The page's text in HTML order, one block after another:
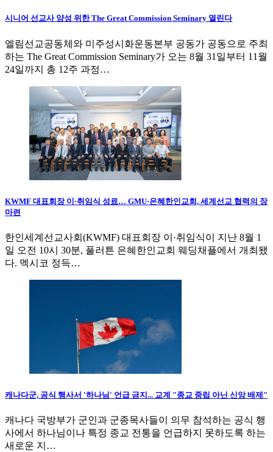
시니어 선교사 양성 위한 The Great Commission Seminary 열린다
엘림선교공동체와 미주성시화운동본부 공동가 공동으로 주최
하는 The Great Commission Seminary가 오는 8월 31일부터 11월
24일까지 총 12주 과정…
KWMF 대표회장 이·취임식 성료… GMU·은혜한인교회, 세계선교 협력의 장
마련
한인세계선교사회(KWMF) 대표회장 이·취임식이 지난 8월 1
일 오전 10시 30분, 풀러튼 은혜한인교회 웨딩채플에서 개최됐
다. 멕시코 정득…
캐나다군, 공식 행사서 '하나님' 언급 금지... 교계 "종교 중립 아닌 신앙 배제"
캐나다 국방부가 군인과 군종목사들이 의무 참석하는 공식 행
사에서 하나님이나 특정 종교 전통을 언급하지 못하도록 하는
새로운 지…